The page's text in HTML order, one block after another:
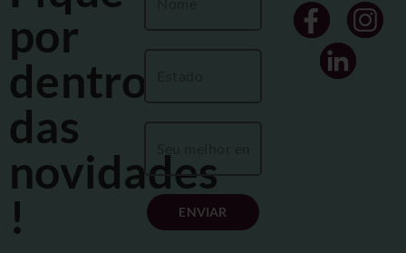
por
dentro
das
novidades
!
ENVIAR